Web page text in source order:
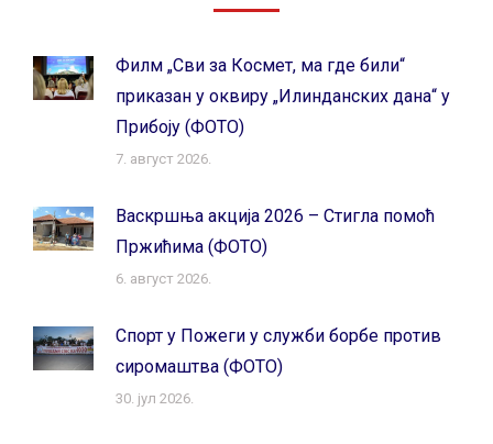
Филм „Сви за Космет, ма где били“
приказан у оквиру „Илинданских дана“ у
Прибоју (ФОТО)
7. август 2026.
Васкршња акција 2026 – Стигла помоћ
Пржићима (ФОТО)
6. август 2026.
Спорт у Пожеги у служби борбе против
сиромаштва (ФОТО)
30. јул 2026.